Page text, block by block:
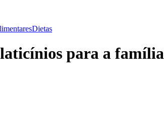
Dietas
para a família